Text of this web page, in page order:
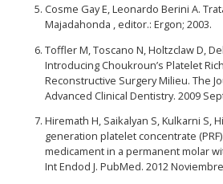
Cosme Gay E, Leonardo Berini A.
Majadahonda , editor.: Ergon; 2003.
Toffler M, Toscano N, Holtzclaw D,
Introducing Choukroun’s Platelet
Reconstructive Surgery Milieu. The
Advanced Clinical Dentistry. 2009
Hiremath H, Saikalyan S, Kulkarni S,
generation platelet concentrate
medicament in a permanent molar
Int Endod J. PubMed. 2012